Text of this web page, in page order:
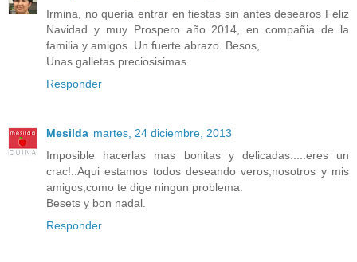
Irmina, no quería entrar en fiestas sin antes desearos Feliz
Navidad y muy Prospero año 2014, en compañia de la
familia y amigos. Un fuerte abrazo. Besos,
Unas galletas preciosisimas.
Responder
Mesilda martes, 24 diciembre, 2013
Imposible hacerlas mas bonitas y delicadas.....eres un
crac!..Aqui estamos todos deseando veros,nosotros y mis
amigos,como te dige ningun problema.
Besets y bon nadal.
Responder